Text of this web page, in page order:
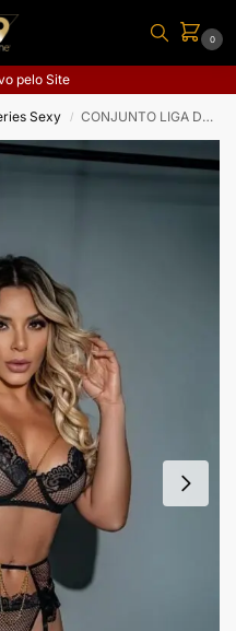
0
pelo Site
Sexy / CONJUNTO LIGA DEUSA DO PRAZER